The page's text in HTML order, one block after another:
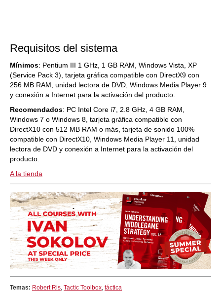
Requisitos del sistema
Mínimos: Pentium III 1 GHz, 1 GB RAM, Windows Vista, XP
(Service Pack 3), tarjeta gráfica compatible con DirectX9 con
256 MB RAM, unidad lectora de DVD, Windows Media Player 9
y conexión a Internet para la activación del producto.
Recomendados: PC Intel Core i7, 2.8 GHz, 4 GB RAM,
Windows 7 o Windows 8, tarjeta gráfica compatible con
DirectX10 con 512 MB RAM o más, tarjeta de sonido 100%
compatible con DirectX10, Windows Media Player 11, unidad
lectora de DVD y conexión a Internet para la activación del
producto.
A la tienda
Temas: Robert Ris, Tactic Toolbox, táctica